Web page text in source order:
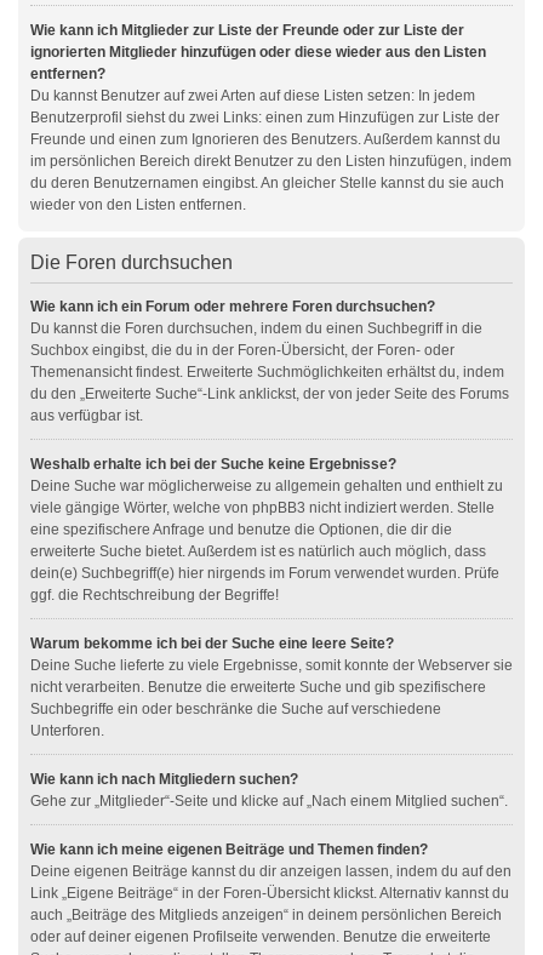
Wie kann ich Mitglieder zur Liste der Freunde oder zur Liste der
ignorierten Mitglieder hinzufügen oder diese wieder aus den Listen
entfernen?
Du kannst Benutzer auf zwei Arten auf diese Listen setzen: In jedem
Benutzerprofil siehst du zwei Links: einen zum Hinzufügen zur Liste der
Freunde und einen zum Ignorieren des Benutzers. Außerdem kannst du
im persönlichen Bereich direkt Benutzer zu den Listen hinzufügen, indem
du deren Benutzernamen eingibst. An gleicher Stelle kannst du sie auch
wieder von den Listen entfernen.
Die Foren durchsuchen
Wie kann ich ein Forum oder mehrere Foren durchsuchen?
Du kannst die Foren durchsuchen, indem du einen Suchbegriff in die
Suchbox eingibst, die du in der Foren-Übersicht, der Foren- oder
Themenansicht findest. Erweiterte Suchmöglichkeiten erhältst du, indem
du den „Erweiterte Suche“-Link anklickst, der von jeder Seite des Forums
aus verfügbar ist.
Weshalb erhalte ich bei der Suche keine Ergebnisse?
Deine Suche war möglicherweise zu allgemein gehalten und enthielt zu
viele gängige Wörter, welche von phpBB3 nicht indiziert werden. Stelle
eine spezifischere Anfrage und benutze die Optionen, die dir die
erweiterte Suche bietet. Außerdem ist es natürlich auch möglich, dass
dein(e) Suchbegriff(e) hier nirgends im Forum verwendet wurden. Prüfe
ggf. die Rechtschreibung der Begriffe!
Warum bekomme ich bei der Suche eine leere Seite?
Deine Suche lieferte zu viele Ergebnisse, somit konnte der Webserver sie
nicht verarbeiten. Benutze die erweiterte Suche und gib spezifischere
Suchbegriffe ein oder beschränke die Suche auf verschiedene
Unterforen.
Wie kann ich nach Mitgliedern suchen?
Gehe zur „Mitglieder“-Seite und klicke auf „Nach einem Mitglied suchen“.
Wie kann ich meine eigenen Beiträge und Themen finden?
Deine eigenen Beiträge kannst du dir anzeigen lassen, indem du auf den
Link „Eigene Beiträge“ in der Foren-Übersicht klickst. Alternativ kannst du
auch „Beiträge des Mitglieds anzeigen“ in deinem persönlichen Bereich
oder auf deiner eigenen Profilseite verwenden. Benutze die erweiterte